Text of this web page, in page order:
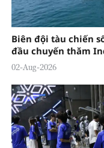
Biên đội tàu chiến
đầu chuyến thăm
02-Aug-2026